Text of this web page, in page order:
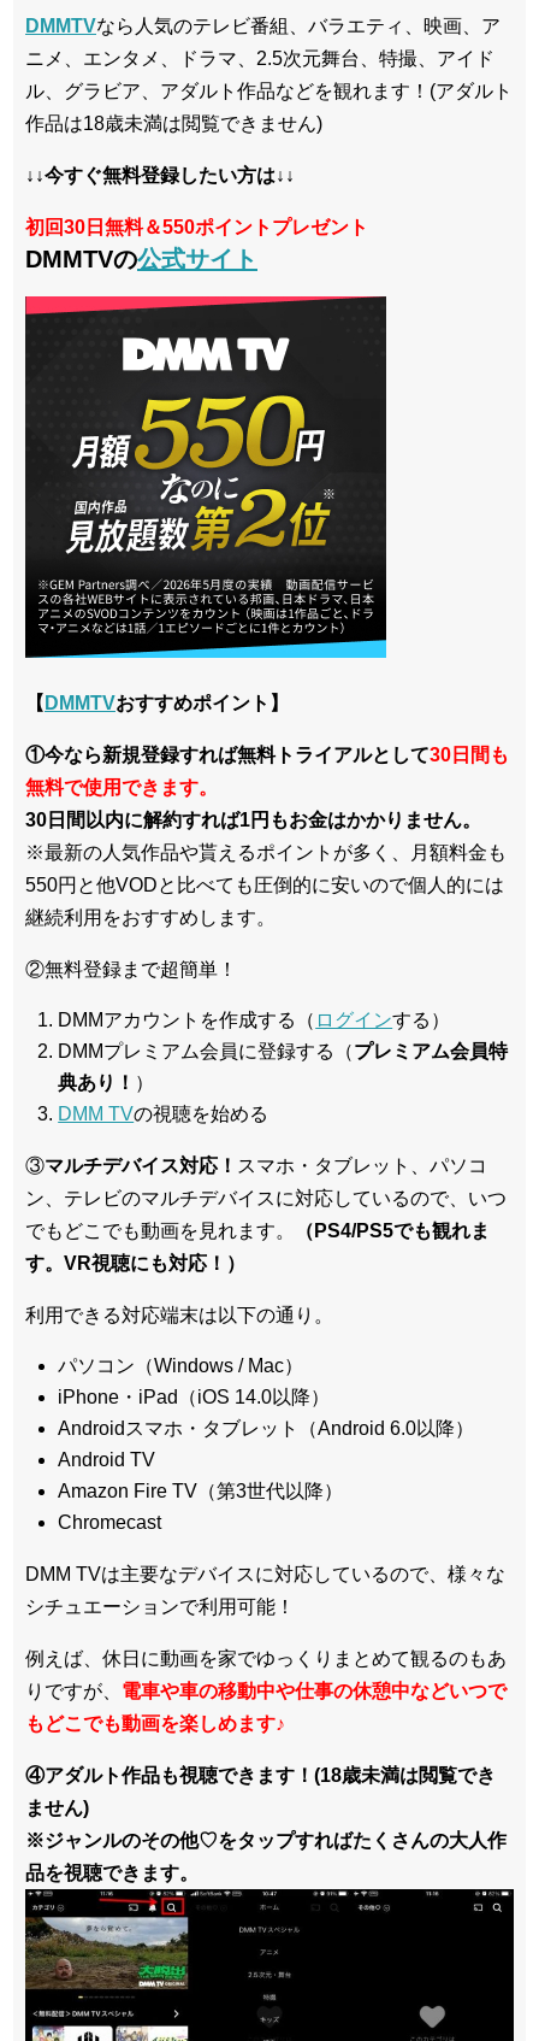
DMMTVなら人気のテレビ番組、バラエティ、映画、ア
ニメ、エンタメ、ドラマ、2.5次元舞台、特撮、アイド
ル、グラビア、アダルト作品などを観れます！(アダルト
作品は18歳未満は閲覧できません)
↓↓今すぐ無料登録したい方は↓↓
初回30日無料＆550ポイントプレゼント
DMMTVの公式サイト
【 DMMTVおすすめポイント】
①今なら新規登録すれば無料トライアルとして30日間も
無料で使用できます。
30日間以内に解約すれば1円もお金はかかりません。
※最新の人気作品や貰えるポイントが多く、月額料金も
550円と他VODと比べても圧倒的に安いので個人的には
継続利用をおすすめします。
②無料登録まで超簡単！
DMMアカウントを作成する（ ログインする）
DMMプレミアム会員に登録する（プレミアム会員特
典あり！ ）
DMM TVの視聴を始める
③マルチデバイス対応！ スマホ・タブレット、パソコ
ン、テレビのマルチデバイスに対応しているので、いつ
でもどこでも動画を見れます。
（PS4/PS5でも観れま
す。VR視聴にも対応！）
利用できる対応端末は以下の通り。
パソコン（Windows / Mac）
iPhone・iPad（iOS 14.0以降）
Androidスマホ・タブレット（Android 6.0以降）
Android TV
Amazon Fire TV（第3世代以降）
Chromecast
DMM TVは主要なデバイスに対応しているので、 様々な
シチュエーションで利用可能！
例えば、休日に動画を家でゆっくりまとめて観るのもあ
りですが、 電車や車の移動中や仕事の休憩中などいつで
もどこでも動画を楽しめます♪
④アダルト作品も視聴できます！(18歳未満は閲覧でき
ません)
※ジャンルのその他♡をタップすればたくさんの大人作
品を視聴できます。